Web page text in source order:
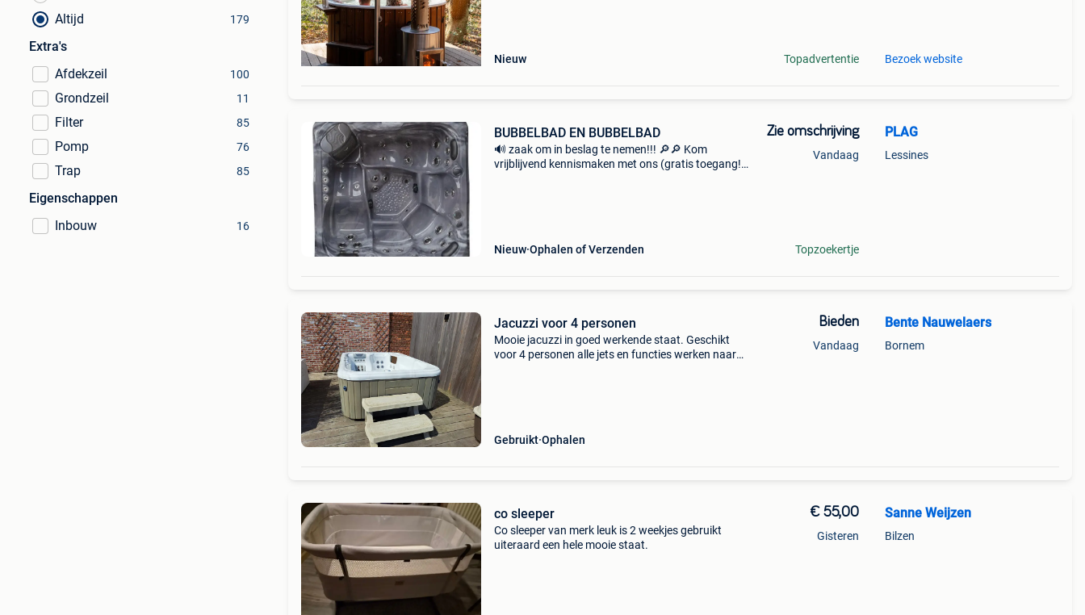
Altijd 179
Extra's
Afdekzeil
100
Grondzeil 11
Filter 85
Pomp 76
Trap 85
Eigenschappen
Inbouw
16
Nieuw
Topadvertentie Bezoek website
BUBBELBAD EN BUBBELBAD
🔊 zaak om in beslag te nemen!!! 🔎🔎 Kom
vrijblijvend kennismaken met ons (gratis toegang!)
Nieuw Ophalen of Verzenden
Zie omschrijving
Vandaag
Topzoekertje
PLAG
Lessines
Jacuzzi voor 4 personen
Mooie jacuzzi in goed werkende staat. Geschikt
voor 4 personen alle jets en functies werken naar
Gebruikt Ophalen
Bieden
Vandaag
Bente Nauwelaers
Bornem
co sleeper
Co sleeper van merk leuk is 2 weekjes gebruikt
uiteraard een hele mooie staat.
€ 55,00
Gisteren
Sanne Weijzen
Bilzen